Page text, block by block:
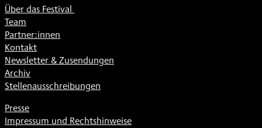
Über das Festival
Team
Partner:innen
Kontakt
Newsletter & Zusendungen
Archiv
Stellenausschreibungen
Presse
Impressum und Rechtshinweise